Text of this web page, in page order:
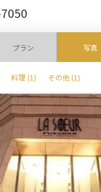
プラン 写真
料理 (1) その他 (1)